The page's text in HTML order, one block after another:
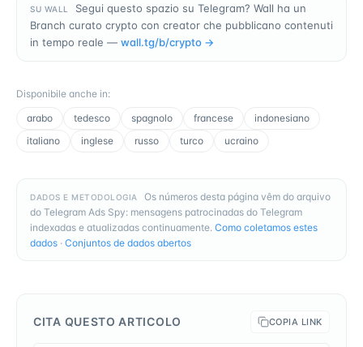
SU WALL
Segui questo spazio su Telegram? Wall ha un
Branch curato crypto con creator che pubblicano contenuti
in tempo reale — wall.tg/b/crypto →
Disponibile anche in:
arabo
tedesco spagnolo francese
indonesiano
italiano
inglese russo turco ucraino
DADOS E METODOLOGIA
Os números desta página vêm do arquivo
do Telegram Ads Spy: mensagens patrocinadas do Telegram
indexadas e atualizadas continuamente. Como coletamos estes
dados · Conjuntos de dados abertos
CITA QUESTO ARTICOLO COPIA LINK